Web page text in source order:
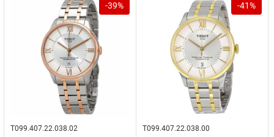
-39%
T099.407.22.038.02
-41%
T099.407.22.038.00